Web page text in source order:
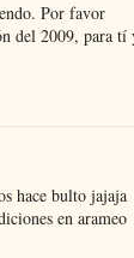
Por favor
del 2009, para tí
hace bulto jajaja
en arameo